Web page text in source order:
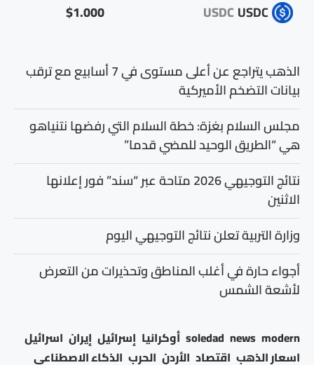
USDC
USDC
$1.000
الذهب يتراجع عن أعلى مستوى في 7 أسابيع مع ترقب
بيانات التضخم الأميركية
مجلس السلام بغزة: خطة السلام التي رفضها نتنياهو
هي “الطريق الوحيد للمضي قدما”
نتائج التوجيهي 2026 متاحة عبر “سند” فور إعلانها
الاثنين
وزارة التربية تعلن نتائج التوجيهي اليوم
أجواء حارة في أغلب المناطق وتحذيرات من التعرض
لأشعة الشمس
modern
news
soledad أوكرانيا إسرائيل إيران اسرائيل
اسعار الذهب اقتصاد الأردن الحرب الذكاء الاصطناعي